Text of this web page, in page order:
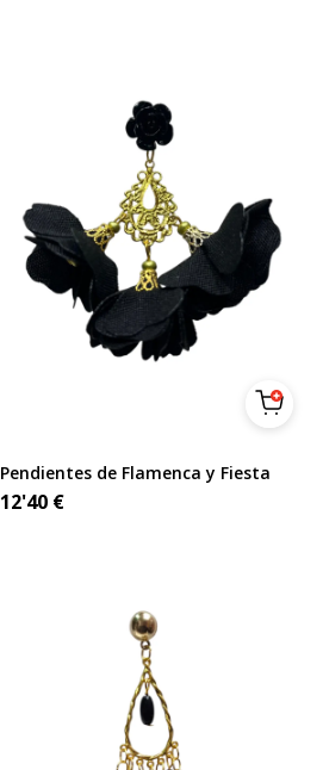
Pendientes de Flamenca y Fiesta
12'40€